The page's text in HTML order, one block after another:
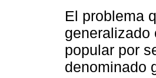
El problema
generalizado
popular por
denominado